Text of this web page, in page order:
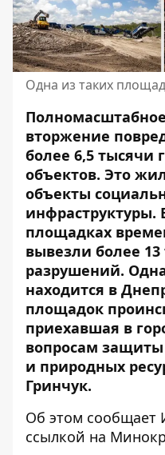
Одна из таких
вторжение
более 6,5 тысячи
объектов. Это
объекты
инфраструктуры.
площадках
вывезли более
разрушений.
находится в
площадок
приехавшая в
вопросам
и природных
Гринчук.
Об этом сообщает
ссылкой на